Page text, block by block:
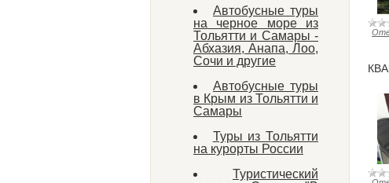
Автобусные туры
на черное море из
Тольятти и Самары -
Абхазия, Анапа, Лоо,
Сочи и другие
Автобусные туры
в Крым из Тольятти и
Самары
Туры из Тольятти
на курорты России
Туристический